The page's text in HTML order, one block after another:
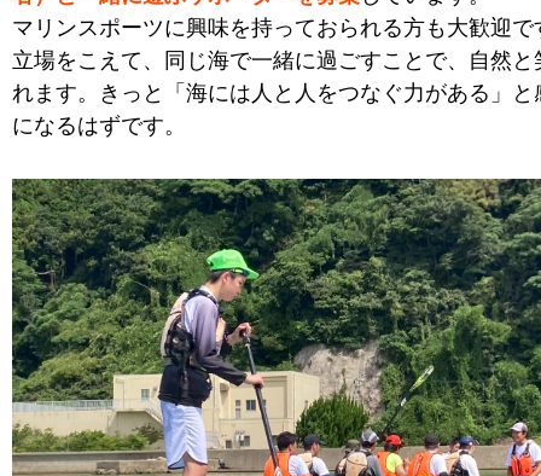
マリンスポーツに興味を持っておられる方も大歓迎で
立場をこえて、同じ海で一緒に過ごすことで、自然と
れます。きっと「海には人と人をつなぐ力がある」と
になるはずです。